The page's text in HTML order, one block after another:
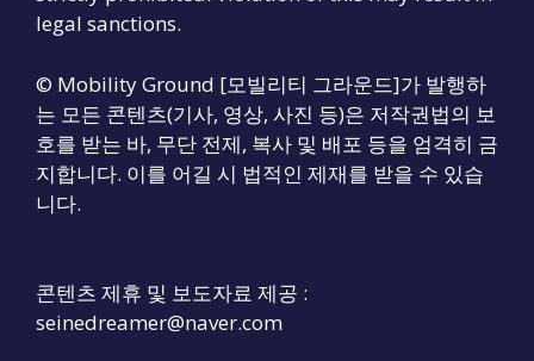
legal sanctions.
© Mobility Ground [모빌리티 그라운드]가 발행하
는 모든 콘텐츠(기사, 영상, 사진 등)은 저작권법의 보
호를 받는 바, 무단 전제, 복사 및 배포 등을 엄격히 금
지합니다. 이를 어길 시 법적인 제재를 받을 수 있습
니다.
콘텐츠 제휴 및 보도자료 제공 :
seinedreamer@naver.com